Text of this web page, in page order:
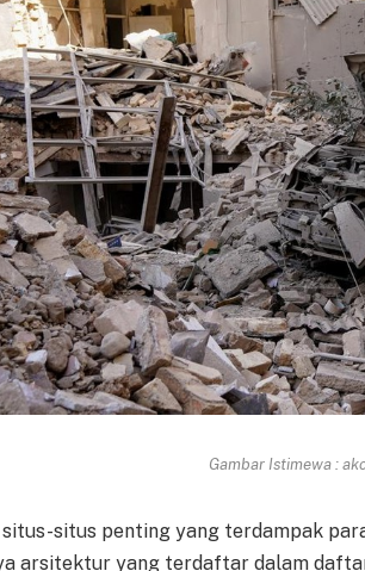
Gambar Istimewa :
situs penting yang terdampak
arsitektur yang terdaftar dalam